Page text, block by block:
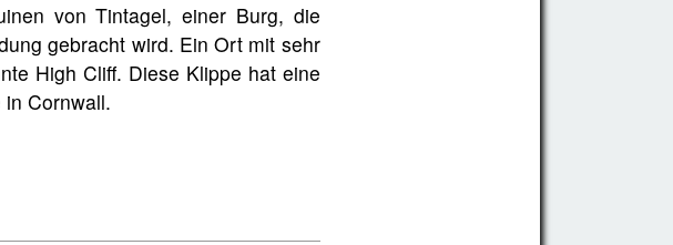
von Tintagel, einer Burg, die
gebracht wird. Ein Ort mit sehr
High Cliff. Diese Klippe hat eine
Cornwall.